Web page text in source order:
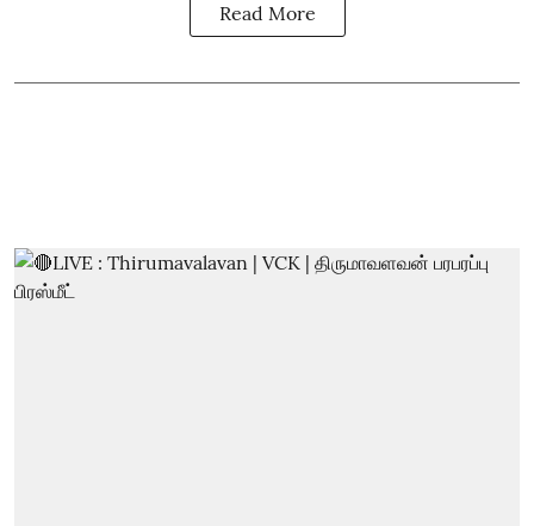
Read More